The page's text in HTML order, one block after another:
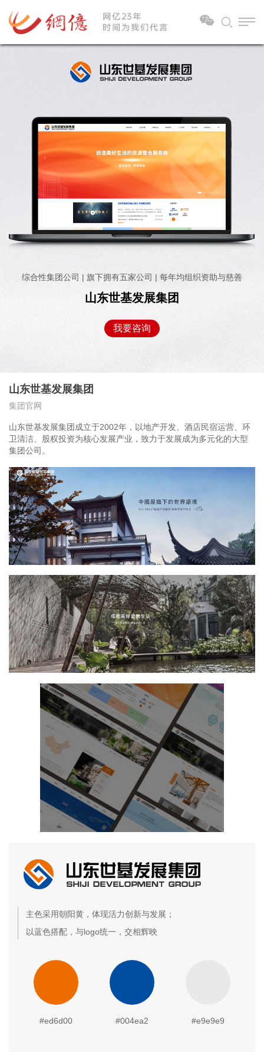
综合性集团公司 | 旗下拥有五家公司 | 每年均组织资助与慈善
山东世基发展集团
我要咨询
山东世基发展集团
集团官网
山东世基发展集团成立于2002年，以地产开发、酒店民宿运营、环
卫清洁、股权投资为核心发展产业，致力于发展成为多元化的大型
集团公司。
主色采用朝阳黄，体现活力创新与发展；
以蓝色搭配，与logo统一，交相辉映
#ed6d00 #004ea2 #e9e9e9